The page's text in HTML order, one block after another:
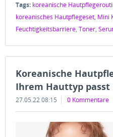
Tags: koreanische
koreanisches Hautpflegeset, Mini
Feuchtigkeitsbarriere, Toner,
Koreanische
Ihrem Hauttyp passt
27.05.22 08:15 0 Kommentare